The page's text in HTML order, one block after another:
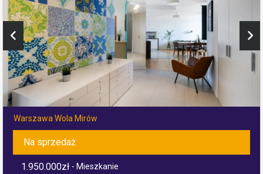
Warszawa Wola Mirów
Na sprzedaż
1.950.000zł - Mieszkanie